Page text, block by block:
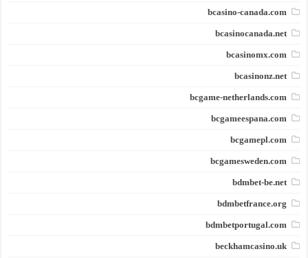
bcasino-canada.com
bcasinocanada.net
bcasinomx.com
bcasinonz.net
bcgame-netherlands.com
bcgameespana.com
bcgamepl.com
bcgamesweden.com
bdmbet-be.net
bdmbetfrance.org
bdmbetportugal.com
beckhamcasino.uk